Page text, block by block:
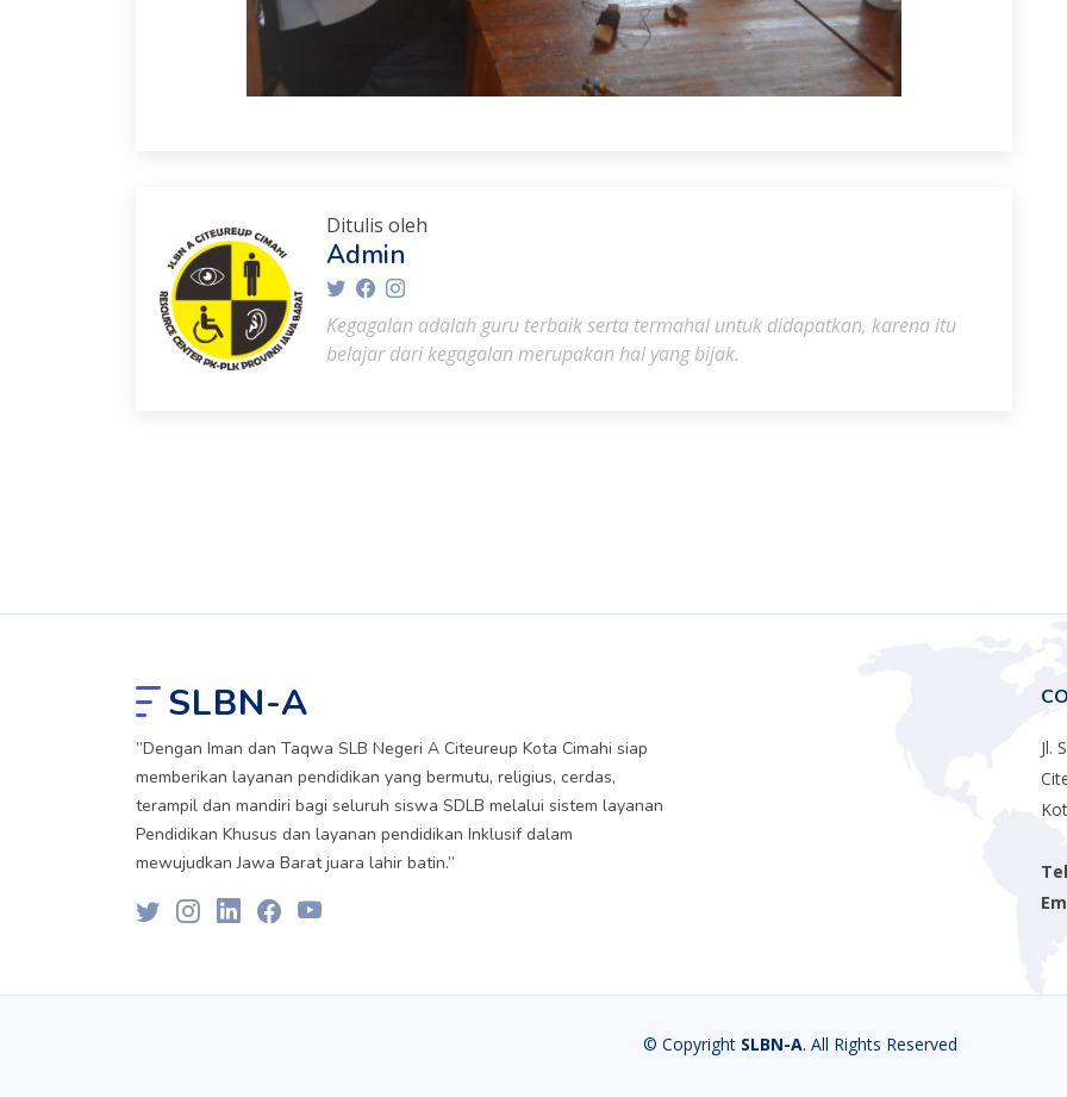
Ditulis oleh
Admin
Kegagalan adalah guru terbaik serta termahal untuk didapatkan, karena itu
belajar dari kegagalan merupakan hal yang bijak.
SLBN-A
”Dengan Iman dan Taqwa SLB Negeri A Citeureup Kota Cimahi siap
memberikan layanan pendidikan yang bermutu, religius, cerdas,
terampil dan mandiri bagi seluruh siswa SDLB melalui sistem layanan
Pendidikan Khusus dan layanan pendidikan Inklusif dalam
mewujudkan Jawa Barat juara lahir batin.”
Jl.
© Copyright SLBN-A. All Rights Reserved